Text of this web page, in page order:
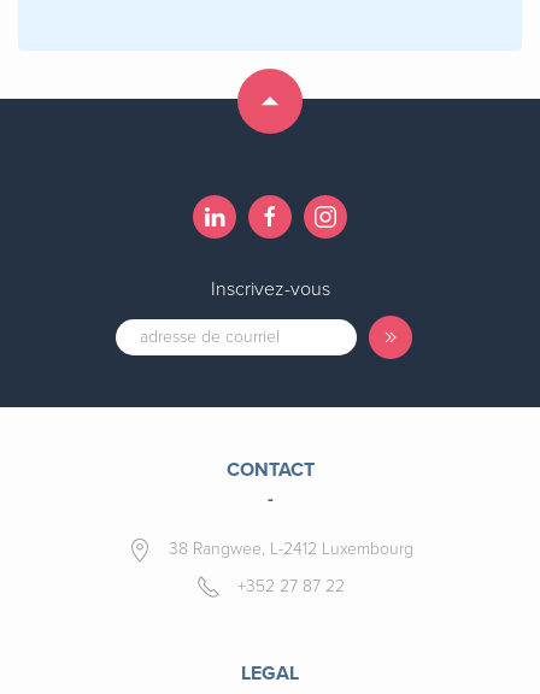
Inscrivez-vous
CONTACT
-
38 Rangwee, L-2412 Luxembourg
+352 27 87 22
LEGAL